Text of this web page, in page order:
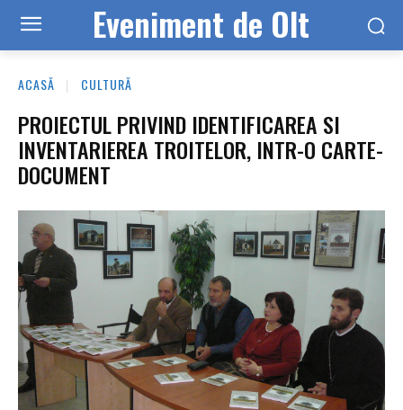
Eveniment de Olt
ACASĂ CULTURĂ
PROIECTUL PRIVIND IDENTIFICAREA SI
INVENTARIEREA TROITELOR, INTR-O CARTE-
DOCUMENT